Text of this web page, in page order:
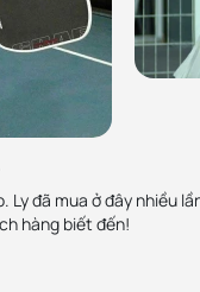
đã mua ở đây nhiều
hàng biết đến!
Lan Phương ủng hộ